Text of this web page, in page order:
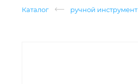
Каталог ручной инструмент